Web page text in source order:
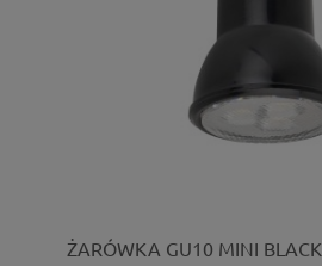
ŻARÓWKA GU10 MINI BLACK